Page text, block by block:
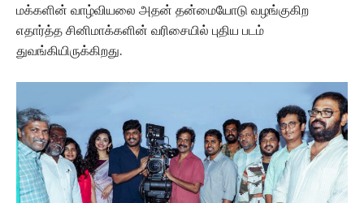
மக்களின் வாழ்வியலை அதன் தன்மையோடு வழங்குகிற
எதார்த்த சினிமாக்களின் வரிசையில் புதிய படம்
துவங்கியிருக்கிறது.